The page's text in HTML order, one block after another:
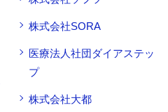
株式会社SORA
医療法人社団ダイアステッ
プ
株式会社大都